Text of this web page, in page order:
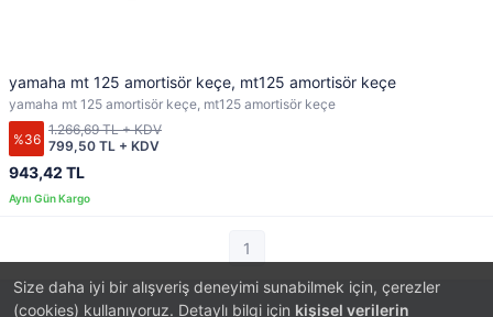
Size daha iyi bir alışveriş deneyimi sunabilmek için, çerezler
(cookies) kullanıyoruz. Detaylı bilgi için kişisel verilerin
yamaha mt 125 amortisör keçe, mt125 amortisör keçe
yamaha mt 125 amortisör keçe, mt125 amortisör keçe
%36
943,42 TL
799,50 TL + KDV
1.266,69 TL + KDV
1